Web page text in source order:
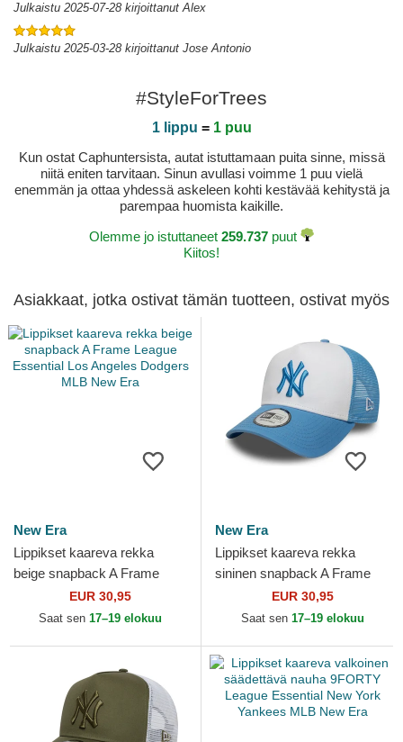
Julkaistu 2025-07-28 kirjoittanut Alex
Julkaistu 2025-03-28 kirjoittanut Jose Antonio
#StyleForTrees
1 lippu = 1 puu
Kun ostat Caphuntersista, autat istuttamaan puita sinne, missä
niitä eniten tarvitaan. Sinun avullasi voimme 1 puu vielä
enemmän ja ottaa yhdessä askeleen kohti kestävää kehitystä ja
parempaa huomista kaikille.
Olemme jo istuttaneet 259.737 puut
Kiitos!
Asiakkaat, jotka ostivat tämän tuotteen, ostivat myös
New Era
Lippikset kaareva rekka
beige snapback A Frame
League Essential Los
Angeles Dodgers MLB New
EUR 30,95
Saat sen 17–19 elokuu
New Era
Lippikset kaareva rekka
sininen snapback A Frame
League Essential New York
Yankees MLB New Era
EUR 30,95
Saat sen 17–19 elokuu